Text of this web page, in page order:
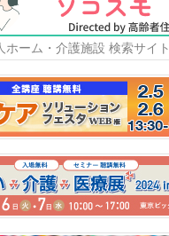
ホーム・介護施設 検索サイト